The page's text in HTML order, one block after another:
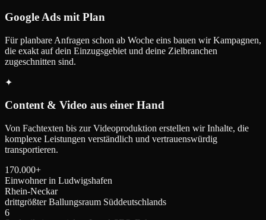
Google Ads mit Plan
Für planbare Anfragen schon ab Woche eins bauen wir Kampagnen,
die exakt auf dein Einzugsgebiet und deine Zielbranchen
zugeschnitten sind.
✦
Content & Video aus einer Hand
Von Fachtexten bis zur Videoproduktion erstellen wir Inhalte, die
komplexe Leistungen verständlich und vertrauenswürdig
transportieren.
170.000+
Einwohner in Ludwigshafen
Rhein-Neckar
drittgrößter Ballungsraum Süddeutschlands
6